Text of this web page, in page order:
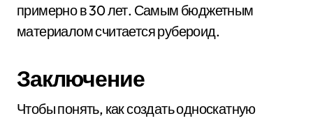
примерно в 30 лет. Самым бюджетным
материалом считается рубероид.
Заключение
Чтобы понять, как создать односкатную